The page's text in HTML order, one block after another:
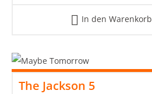
In den Warenkorb
The Jackson 5